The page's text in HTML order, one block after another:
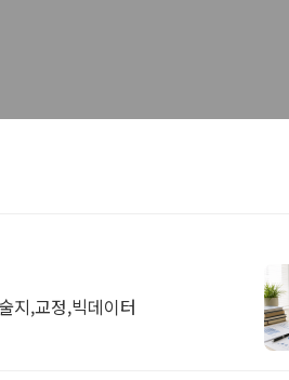
지,교정,빅데이터